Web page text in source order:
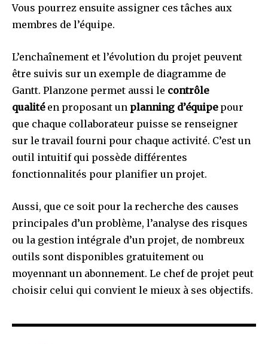
Vous pourrez ensuite assigner ces tâches aux
membres de l’équipe.
L’enchaînement et l’évolution du projet peuvent
être suivis sur un exemple de diagramme de
Gantt. Planzone permet aussi le contrôle
qualitéen proposant un planning d’équipepour
que chaque collaborateur puisse se renseigner
sur le travail fourni pour chaque activité. C’est un
outil intuitif qui possède différentes
fonctionnalités pour planifier un projet.
Aussi, que ce soit pour la recherche des causes
principales d’un problème, l’analyse des risques
ou la gestion intégrale d’un projet, de nombreux
outils sont disponibles gratuitement ou
moyennant un abonnement. Le chef de projet peut
choisir celui qui convient le mieux à ses objectifs.